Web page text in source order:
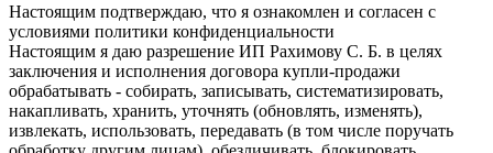
Настоящим подтверждаю, что я ознакомлен и согласен с
условиями политики конфиденциальности
Настоящим я даю разрешение ИП Рахимову С. Б. в целях
заключения и исполнения договора купли-продажи
обрабатывать - собирать, записывать, систематизировать,
накапливать, хранить, уточнять (обновлять, изменять),
извлекать, использовать, передавать (в том числе поручать